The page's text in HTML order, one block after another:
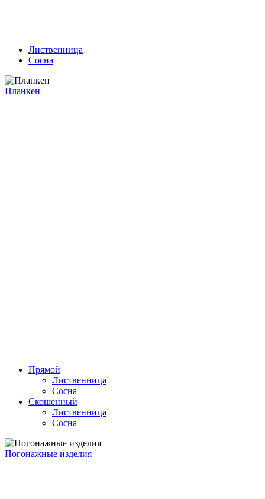
Лиственница
Сосна
Планкен
Прямой
Лиственница
Сосна
Скошенный
Лиственница
Сосна
Погонажные изделия